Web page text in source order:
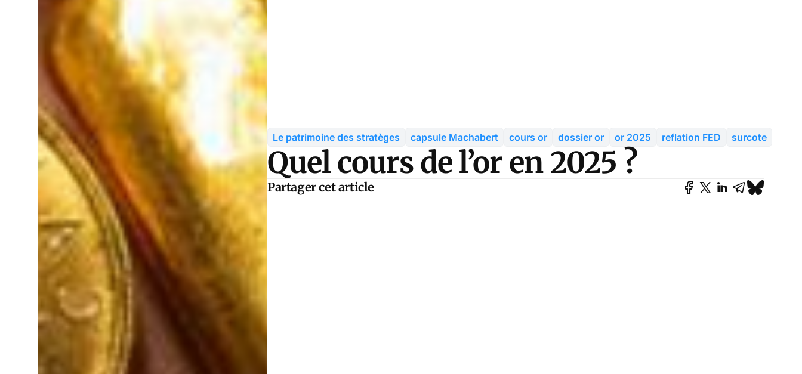
Le patrimoine des stratèges capsule Machabert cours or dossier or or 2025 reflation FED surcote
Quel cours de l’or en 2025 ?
Partager cet article